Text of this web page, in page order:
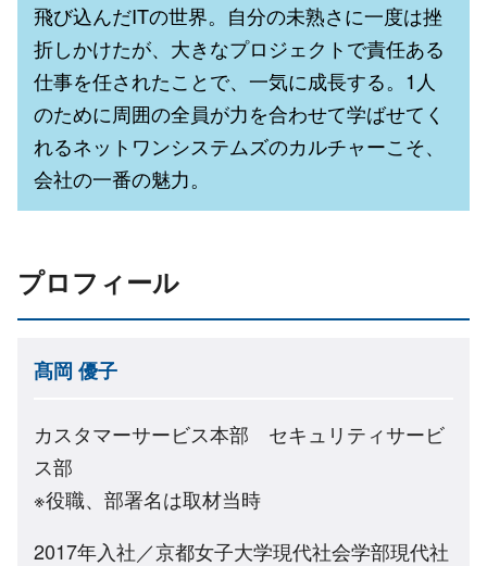
飛び込んだITの世界。自分の未熟さに一度は挫
折しかけたが、大きなプロジェクトで責任ある
仕事を任されたことで、一気に成長する。1人
のために周囲の全員が力を合わせて学ばせてく
れるネットワンシステムズのカルチャーこそ、
会社の一番の魅力。
プロフィール
髙岡 優子
カスタマーサービス本部 セキュリティサービ
ス部
※役職、部署名は取材当時
2017年入社／京都女子大学現代社会学部現代社